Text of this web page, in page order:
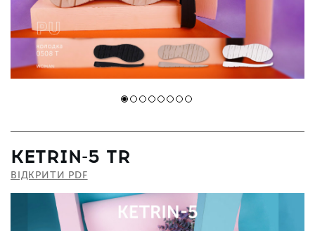
KETRIN-5 TR
ВІДКРИТИ PDF